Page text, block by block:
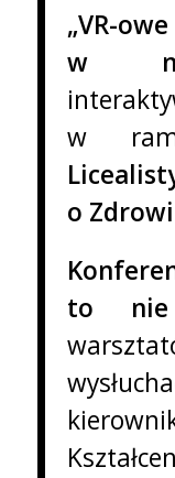
„VR-
w
w
o
to nie